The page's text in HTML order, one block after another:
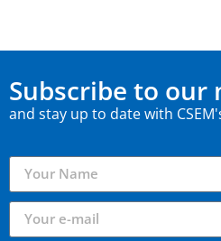
Subscribe to our
and stay up to date with